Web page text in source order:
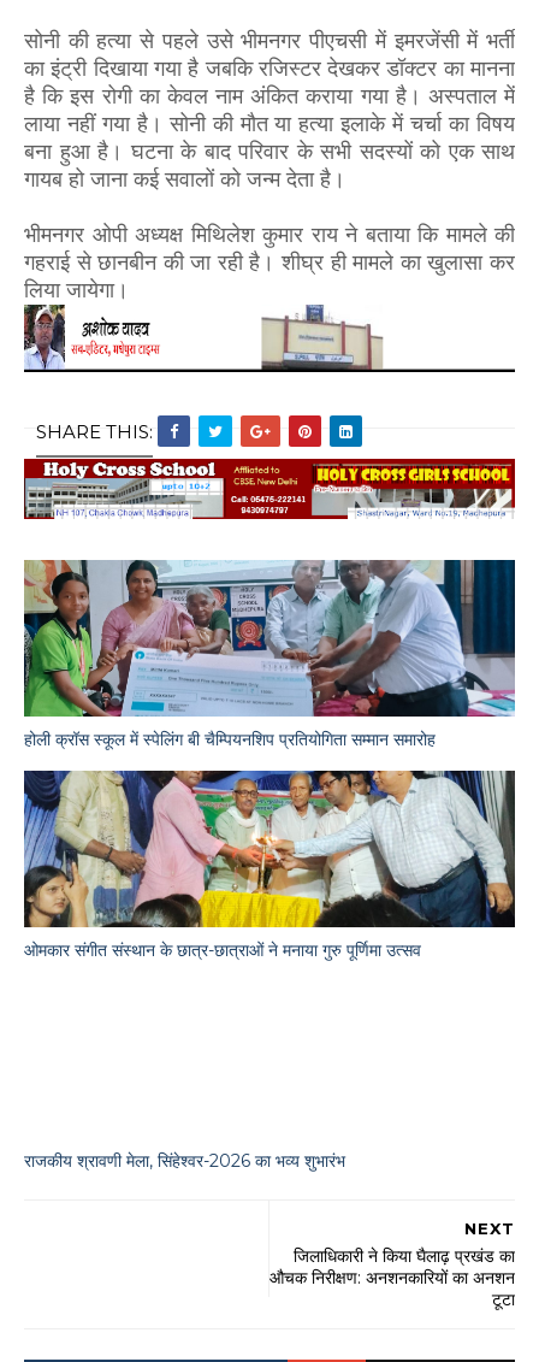
सोनी की हत्या से पहले उसे भीमनगर पीएचसी में इमरजेंसी में भर्ती
का इंट्री दिखाया गया है जबकि रजिस्टर देखकर डॉक्टर का मानना
है कि इस रोगी का केवल नाम अंकित कराया गया है। अस्पताल में
लाया नहीं गया है। सोनी की मौत या हत्या इलाके में चर्चा का विषय
बना हुआ है। घटना के बाद परिवार के सभी सदस्यों को एक साथ
गायब हो जाना कई सवालों को जन्म देता है।
भीमनगर ओपी अध्यक्ष मिथिलेश कुमार राय ने बताया कि मामले की
गहराई से छानबीन की जा रही है। शीघ्र ही मामले का खुलासा कर
लिया जायेगा।
SHARE THIS:
होली क्रॉस स्कूल में स्पेलिंग बी चैम्पियनशिप प्रतियोगिता सम्मान समारोह
ओमकार संगीत संस्थान के छात्र-छात्राओं ने मनाया गुरु पूर्णिमा उत्सव
राजकीय श्रावणी मेला, सिंहेश्वर-2026 का भव्य शुभारंभ
NEXT
जिलाधिकारी ने किया घैलाढ़ प्रखंड का
औचक निरीक्षण: अनशनकारियों का अनशन
टूटा